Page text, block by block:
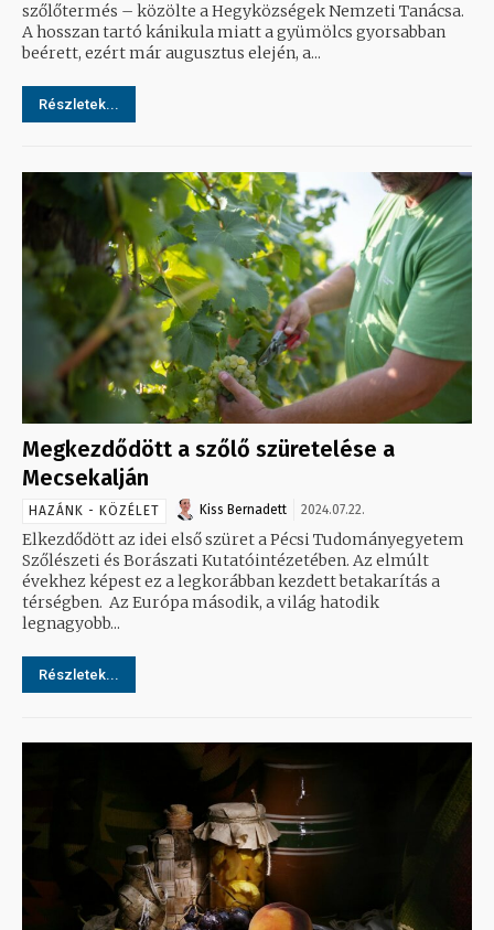
szőlőtermés – közölte a Hegyközségek Nemzeti Tanácsa.
A hosszan tartó kánikula miatt a gyümölcs gyorsabban
beérett, ezért már augusztus elején, a...
Részletek...
Megkezdődött a szőlő szüretelése a
Mecsekalján
HAZÁNK - KÖZÉLET Kiss Bernadett 2024.07.22.
Elkezdődött az idei első szüret a Pécsi Tudományegyetem
Szőlészeti és Borászati Kutatóintézetében. Az elmúlt
évekhez képest ez a legkorábban kezdett betakarítás a
térségben. Az Európa második, a világ hatodik
legnagyobb...
Részletek...